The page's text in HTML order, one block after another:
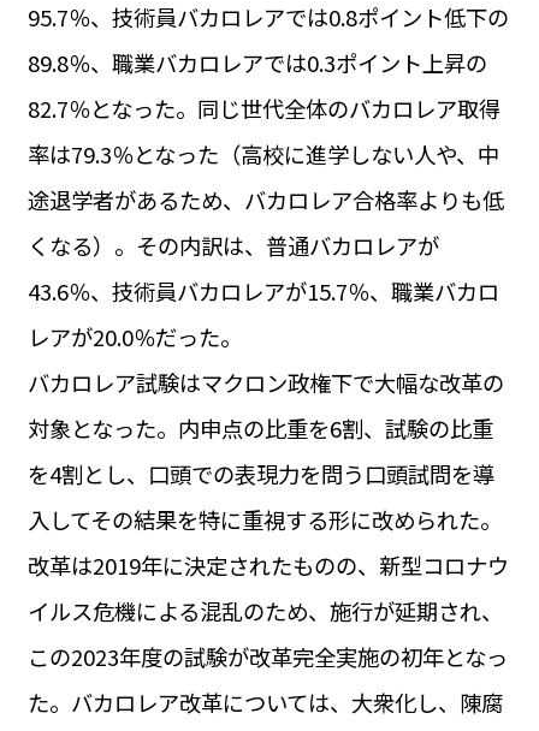
#パリ
#お土産 #トリビア
#データで読み解くフランス
#フランス郵便情報
#求人
#フランスの教育制度
#アプリ
#いざという時に
#カルカッソンヌ Carcassonne
#サステナブル
#フランス生活
#レシピ #ビューティー
#コスメ
#アルザス地方
#フランスの地方 #フロマージュ
#おでかけ
95.7％、技術員バカロレアでは0.8ポイント低下の
89.8％、職業バカロレアでは0.3ポイント上昇の
82.7％となった。同じ世代全体のバカロレア取得
率は79.3％となった（高校に進学しない人や、中
途退学者があるため、バカロレア合格率よりも低
くなる）。その内訳は、普通バカロレアが
43.6％、技術員バカロレアが15.7％、職業バカロ
レアが20.0％だった。
バカロレア試験はマクロン政権下で大幅な改革の
対象となった。内申点の比重を6割、試験の比重
を4割とし、口頭での表現力を問う口頭試問を導
入してその結果を特に重視する形に改められた。
改革は2019年に決定されたものの、新型コロナウ
イルス危機による混乱のため、施行が延期され、
この2023年度の試験が改革完全実施の初年となっ
た。バカロレア改革については、大衆化し、陳腐